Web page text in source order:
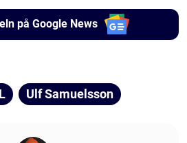
på Google News
Ulf Samuelsson